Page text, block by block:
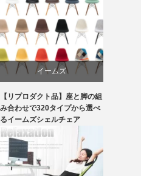
椅子
イームズ
ダイニング
ライフスタイル
ワークチェア
【リプロダクト品】座と脚の組
み合わせで320タイプから選べ
るイームズシェルチェア